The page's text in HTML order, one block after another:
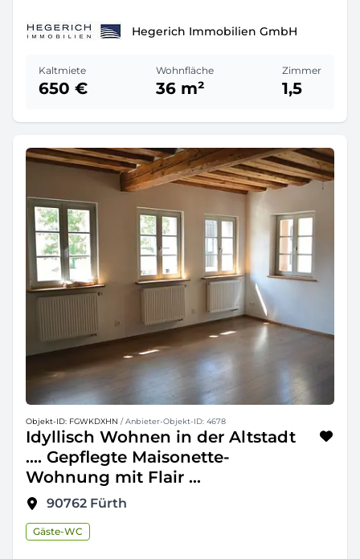
Hegerich Immobilien GmbH
Kaltmiete
650 €
Wohnfläche
36 m²
Zimmer
1,5
Objekt-ID: FGWKDXHN / Anbieter-Objekt-ID: 4678
Idyllisch Wohnen in der Altstadt
.... Gepflegte Maisonette-
Wohnung mit Flair ...
90762 Fürth
Gäste-WC